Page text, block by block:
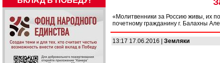
«Молитвенники за Россию живы, их
почетному гражданину г. Балахны
13:17 17.06.2016 | Земляки